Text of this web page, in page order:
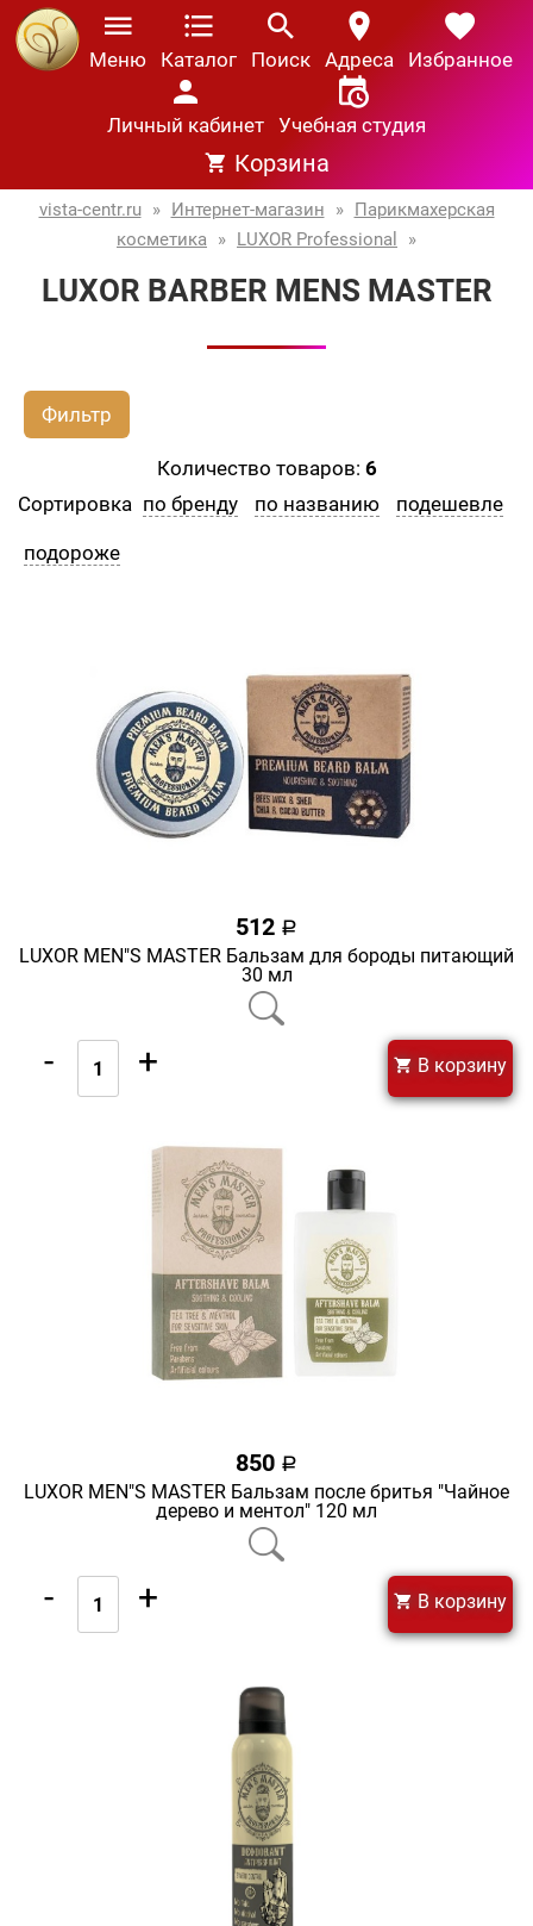
Меню Каталог Поиск Адреса Избранное
Личный кабинет Учебная студия
Корзина
vista-centr.ru » Интернет-магазин » Парикмахерская
косметика » LUXOR Professional »
LUXOR BARBER MENS MASTER
Фильтр
Количество товаров: 6
Сортировка по бренду по названию подешевле
подороже
512 a
LUXOR MEN"S MASTER Бальзам для бороды питающий
30 мл
- + В корзину
850 a
LUXOR MEN"S MASTER Бальзам после бритья "Чайное
дерево и ментол" 120 мл
- + В корзину